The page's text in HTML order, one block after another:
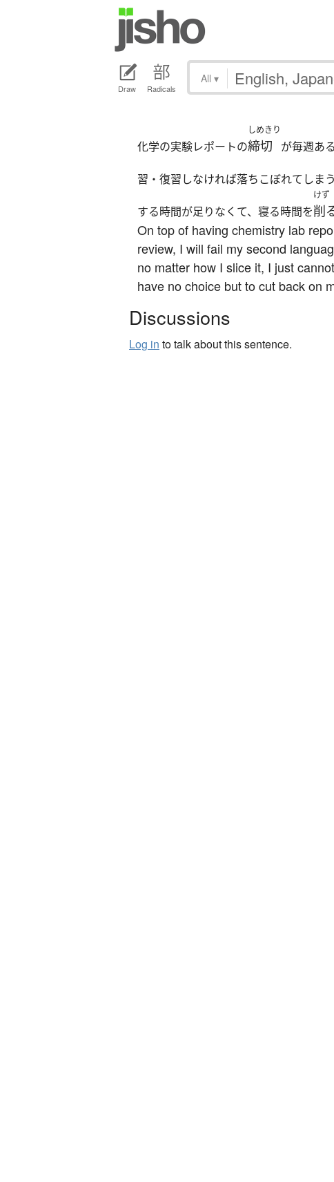
Draw Radicals
All ▾
化学の実験レポートの
しめきり
締切 が毎週あ
習・復習しなければ落ちこぼれてしまう
する時間が足りなくて、寝る時間を
けず
削
On top of having chemistry lab
review, I will fail my second
no matter how I slice it, I just
have no choice but to cut back on
Discussions
Log in to talk about this sentence.